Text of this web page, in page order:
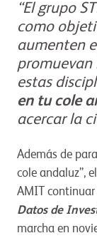
“El grupo
como
aumenten
promuevan
estas
en tu cole
acercar la
Además de
cole andaluz”,
AMIT
Datos de
marcha en